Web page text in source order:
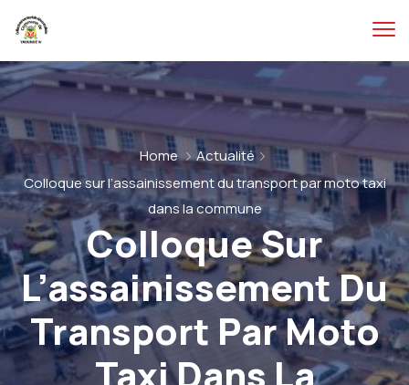
Home
Actualité
Colloque sur l’assainissement du transport par moto taxi
dans la commune
Colloque Sur
L’assainissement Du
Transport Par Moto
Taxi Dans La